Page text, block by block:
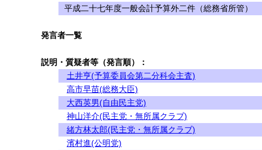
平成二十七年度一般会計予算外二件（総務省所管）
発言者一覧
説明・質疑者等（発言順）：
土井亨(予算委員会第二分科会主査)
高市早苗(総務大臣)
大西英男(自由民主党)
神山洋介(民主党・無所属クラブ)
緒方林太郎(民主党・無所属クラブ)
濱村進(公明党)